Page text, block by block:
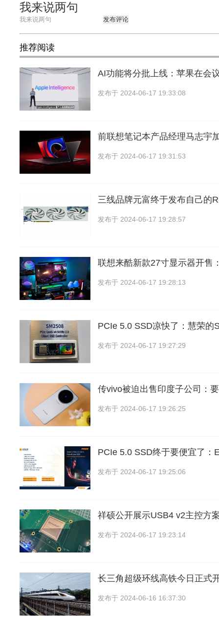
我来说两句
发布评论
推荐阅读
AI功能将分批上线：苹果在会
发布于 2024-06-17 19:33:08
前联想笔记本产品经理马志宇
发布于 2024-06-17 19:31:53
三线品牌元富终于发布自己的
发布于 2024-06-17 19:28:57
联想来酷新款27寸显示器开售
发布于 2024-06-17 19:28:13
PCIe 5.0 SSD凉快了：慧荣的
发布于 2024-06-17 19:27:29
传vivo被迫出售印度子公司：
发布于 2024-06-17 19:26:25
PCIe 5.0 SSD终于要便宜了：
发布于 2024-06-17 19:25:06
祥硕公开展示USB4 v2主控方
发布于 2024-06-17 19:23:14
长三角超级环线高铁今日正式
发布于 2024-06-16 16:37:30